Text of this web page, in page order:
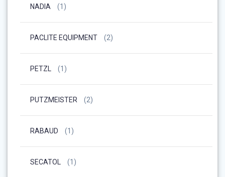
NADIA (1)
PACLITE EQUIPMENT (2)
PETZL (1)
PUTZMEISTER (2)
RABAUD (1)
SECATOL (1)